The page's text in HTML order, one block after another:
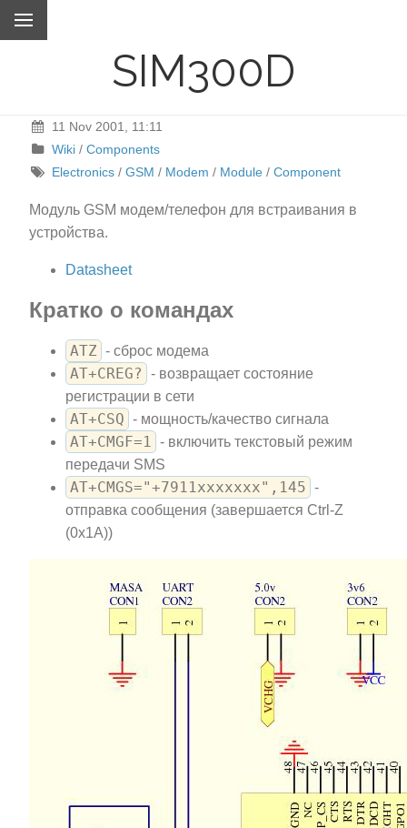
SIM300D
11 Nov 2001, 11:11
Wiki /Components
Electronics /GSM / Modem / Module /Component
Модуль GSM модем/телефон для встраивания в
устройства.
Datasheet
Кратко о командах
ATZ - сброс модема
AT+CREG?
- возвращает состояние
регистрации в сети
AT+CSQ - мощность/качество сигнала
AT+CMGF=1 - включить текстовый режим
передачи SMS
AT+CMGS="+7911xxxxxxx",145 -
отправка сообщения (завершается Ctrl-Z
(0x1A))